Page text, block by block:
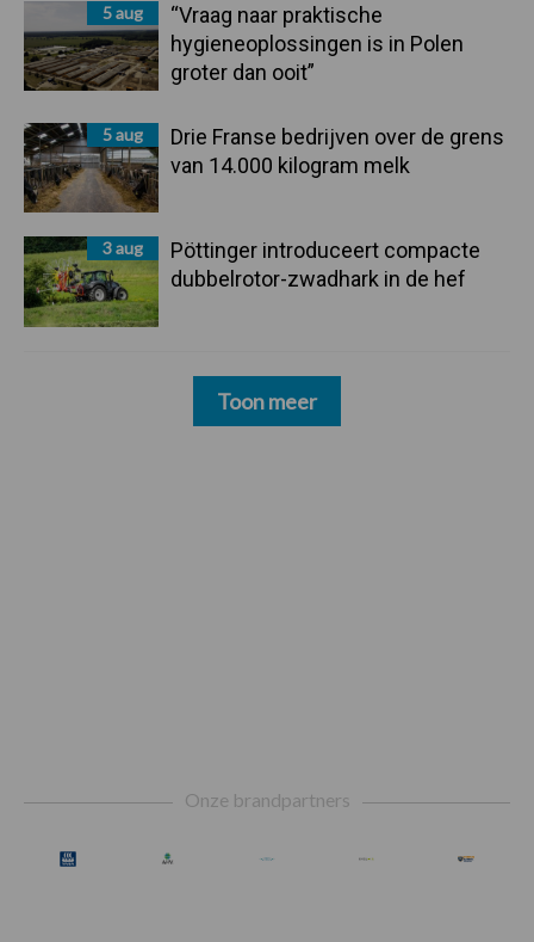
5 aug
“Vraag naar praktische
hygieneoplossingen is in Polen
groter dan ooit”
5 aug
Drie Franse bedrijven over de grens
van 14.000 kilogram melk
3 aug
Pöttinger introduceert compacte
dubbelrotor-zwadhark in de hef
Toon meer
Onze brandpartners